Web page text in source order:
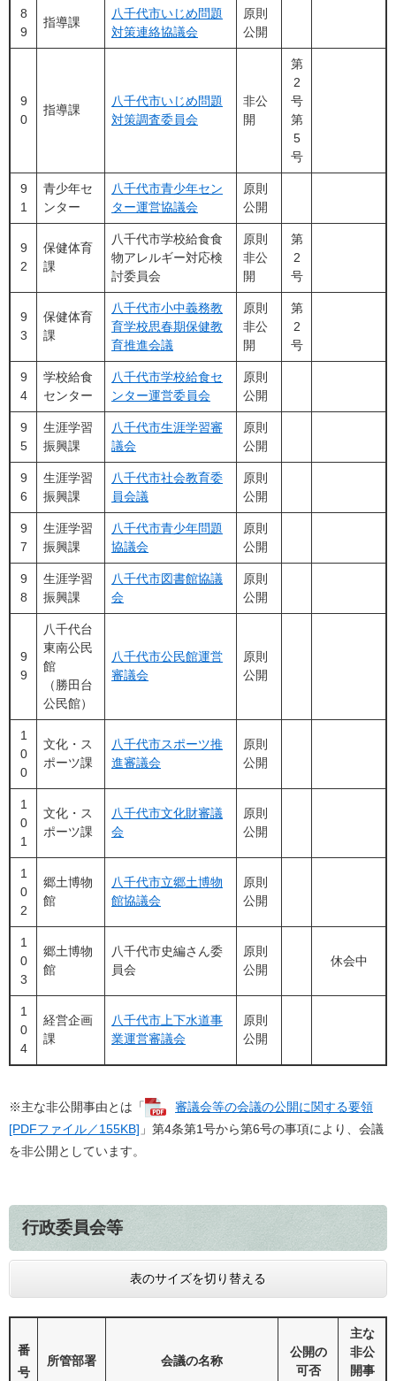
8
9
指導課
八千代市いじめ問題
対策連絡協議会
原則
公開
9
0
指導課
八千代市いじめ問題
対策調査委員会
非公
開
第
2
号
第
5
号
9
1
青少年セ
ンター
八千代市青少年セン
ター運営協議会
原則
公開
9
2
保健体育
課
八千代市学校給食食
物アレルギー対応検
討委員会
原則
非公
開
第
2
号
9
3
保健体育
課
八千代市小中義務教
育学校思春期保健教
育推進会議
原則
非公
開
第
2
号
9
4
学校給食
センター
八千代市学校給食セ
ンター運営委員会
原則
公開
9
5
生涯学習
振興課
八千代市生涯学習審
議会
原則
公開
9
6
生涯学習
振興課
八千代市社会教育委
員会議
原則
公開
9
7
生涯学習
振興課
八千代市青少年問題
協議会
原則
公開
9
8
生涯学習
振興課
八千代市図書館協議
会
原則
公開
9
9
八千代台
東南公民
館
（勝田台
公民館）
八千代市公民館運営
審議会
原則
公開
1
0
0
文化・ス
ポーツ課
八千代市スポーツ推
進審議会
原則
公開
1
0
1
文化・ス
ポーツ課
八千代市文化財審議
会
原則
公開
1
0
2
郷土博物
館
八千代市立郷土博物
館協議会
原則
公開
1
0
3
郷土博物
館
八千代市史編さん委
員会
原則
公開
休会中
1
0
4
経営企画
課
八千代市上下水道事
業運営審議会
原則
公開
※主な非公開事由とは「
審議会等の会議の公開に関する要領
[PDFファイル／155KB] 」第4条第1号から第6号の事項により、会議
を非公開としています。
行政委員会等
表のサイズを切り替える
番
号
所管部署 会議の名称
公開の
可否
主な
非公
開事